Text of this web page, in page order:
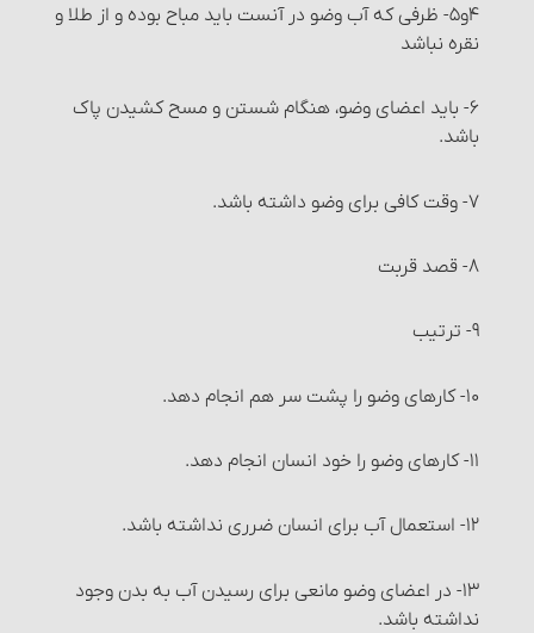
انواع معاملات‏ : معامله نسیه
انواع معاملات‏ : معاملۀ سلف‏
شرایط معاملۀ سَلَف
احکام معاملۀ سلف
مواردی که می‏توان معامله را برهم زد
خیار مجلس
خیار غبن
خیار شرط
خیار تدلیس
۴و۵- ظرفی که آب وضو در آنست باید مباح بوده و از طلا و
نقره نباشد
۶- باید اعضای وضو، هنگام شستن و مسح کشیدن پاک
باشد.
۷- وقت کافی برای وضو داشته باشد.
۸- قصد قربت‏
۹- ترتیب
۱۰- کارهای وضو را پشت سر هم انجام دهد.
۱۱- کارهای وضو را خود انسان انجام دهد.
۱۲- استعمال آب برای انسان ضرری نداشته باشد.
۱۳- در اعضای وضو مانعی برای رسیدن آب به بدن وجود
نداشته باشد.